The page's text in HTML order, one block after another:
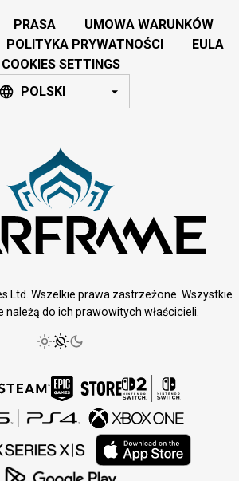
PRASA
UMOWA WARUNKÓW
POLITYKA PRYWATNOŚCI
EULA
COOKIES SETTINGS
POLSKI
Ltd. Wszelkie prawa zastrzeżone. Wszystkie
do ich prawowitych właścicieli.